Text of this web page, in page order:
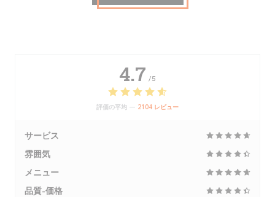
4.7 /5
評価の平均 — 2104 レビュー
サービス
雰囲気
メニュー
品質-価格